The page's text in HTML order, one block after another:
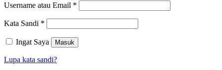
Username atau Email *
Kata Sandi *
Ingat Saya Masuk
Lupa kata sandi?